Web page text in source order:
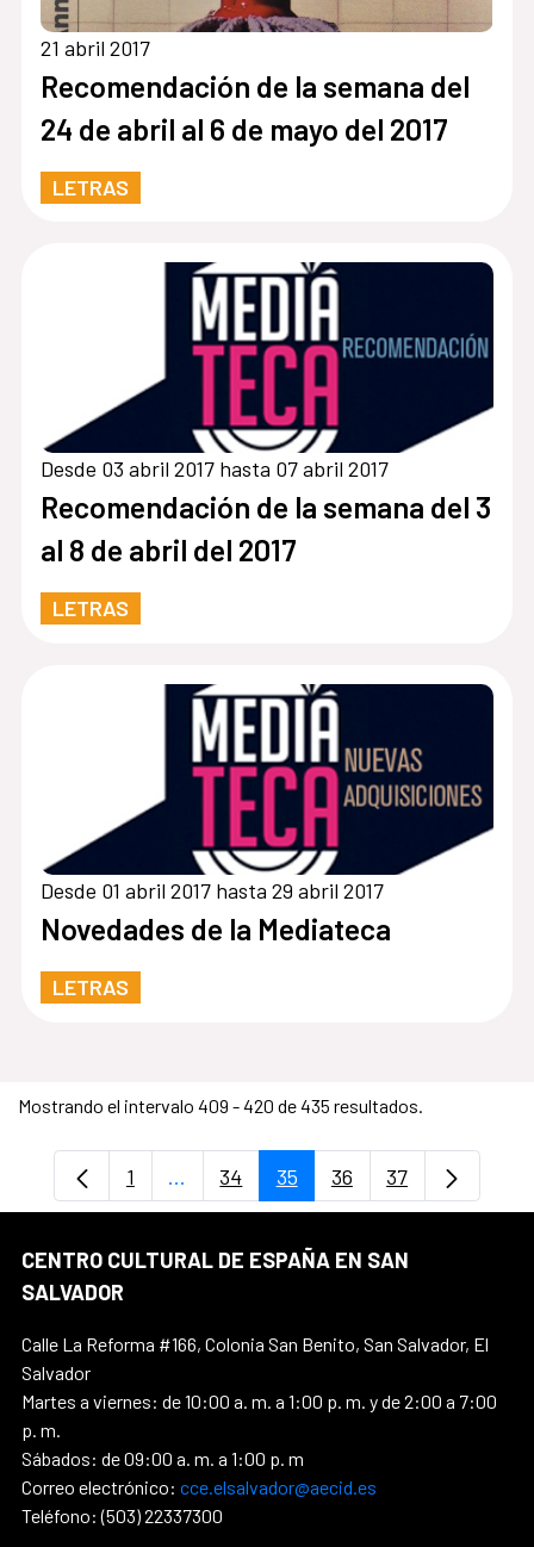
21 abril 2017
Recomendación de la semana del
24 de abril al 6 de mayo del 2017
LETRAS
Desde 03 abril 2017 hasta 07 abril 2017
Recomendación de la semana del 3
al 8 de abril del 2017
LETRAS
Desde 01 abril 2017 hasta 29 abril 2017
Novedades de la Mediateca
LETRAS
Mostrando el intervalo 409 - 420 de 435 resultados.
Página
1 ...Páginas intermedias Use TAB para
Página
34 Página
35 Página
36 Página
37
CENTRO CULTURAL DE ESPAÑA EN SAN
SALVADOR
Calle La Reforma #166, Colonia San Benito, San Salvador, El
Salvador
Martes a viernes: de 10:00 a. m. a 1:00 p. m. y de 2:00 a 7:00
p. m.
Sábados: de 09:00 a. m. a 1:00 p. m
Correo electrónico: cce.elsalvador@aecid.es
Teléfono: (503) 22337300